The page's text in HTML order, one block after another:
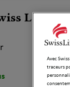
Life
Avec
traceurs